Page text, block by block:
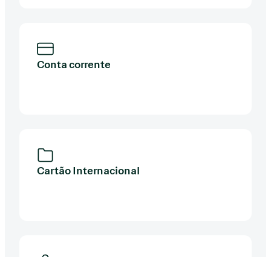
Conta corrente
Cartão Internacional